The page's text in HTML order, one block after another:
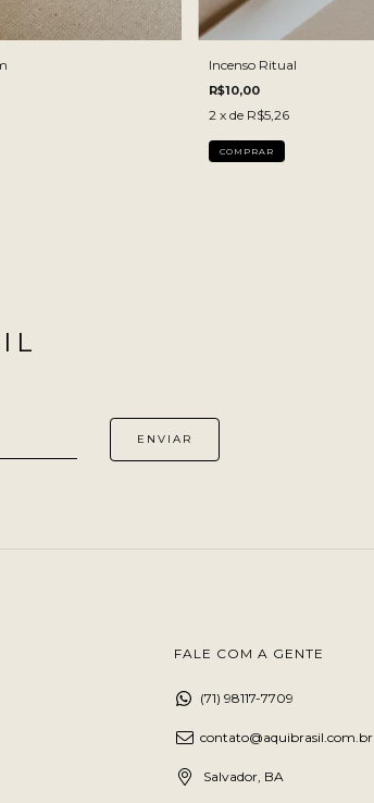
G
Incenso Ritual
R$10,00
2 x de R$5,26
FALE COM A GENTE
(71) 98117-7709
contato@aquibrasil.com.br
Salvador, BA